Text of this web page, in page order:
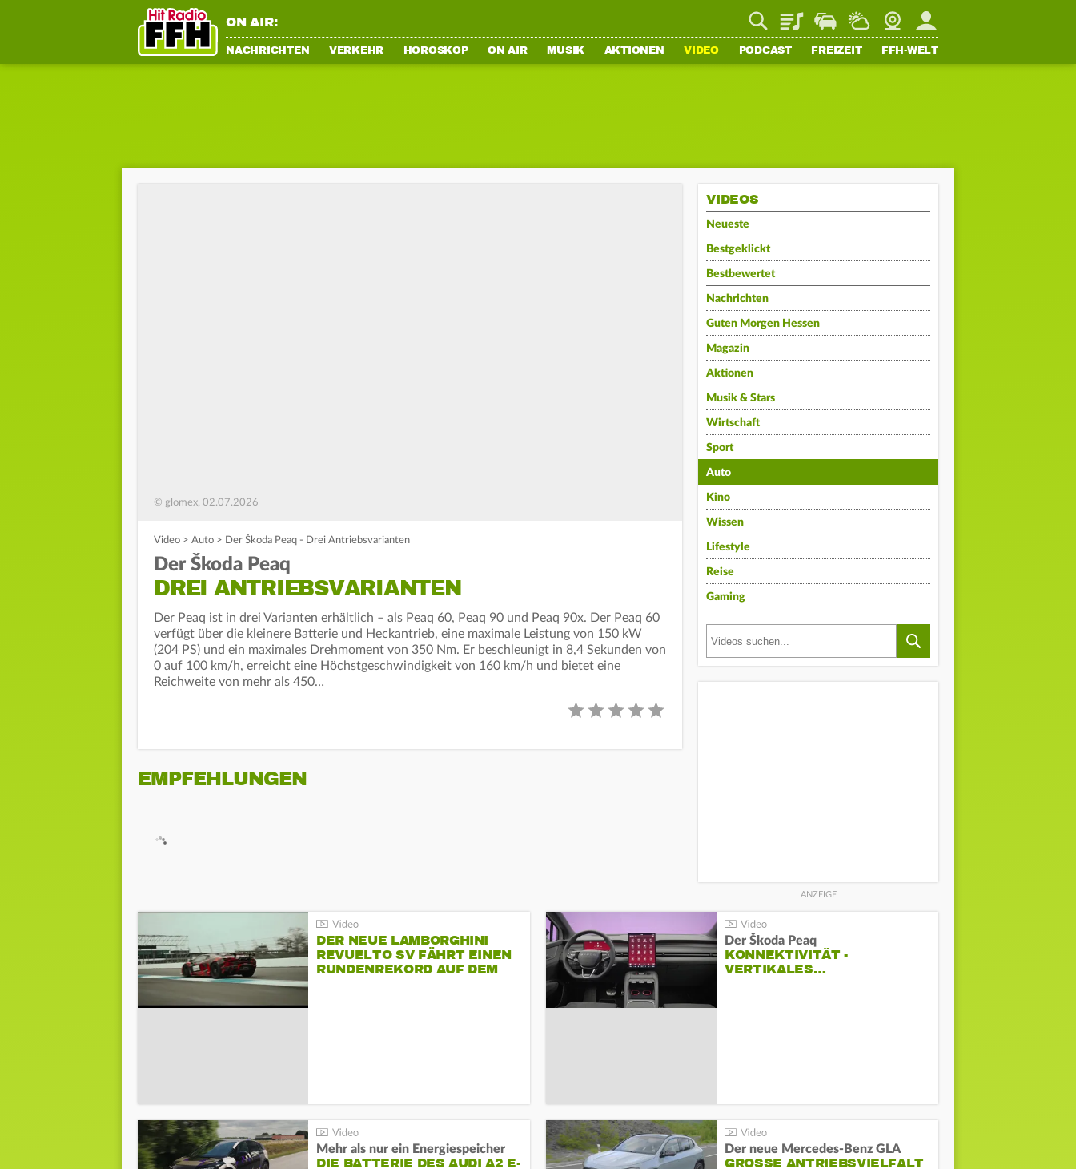
ON AIR: PlaylistStaupilotWetterWebcamMein FFH
NACHRICHTEN VERKEHR HOROSKOP ON AIR MUSIK AKTIONEN VIDEO PODCAST FREIZEIT FFH-WELT
© glomex, 02.07.2026
Video > Auto > Der Škoda Peaq - Drei Antriebsvarianten
Der Škoda Peaq
DREI ANTRIEBSVARIANTEN
Der Peaq ist in drei Varianten erhältlich – als Peaq 60, Peaq 90 und Peaq 90x. Der Peaq 60
verfügt über die kleinere Batterie und Heckantrieb, eine maximale Leistung von 150 kW
(204 PS) und ein maximales Drehmoment von 350 Nm. Er beschleunigt in 8,4 Sekunden von
0 auf 100 km/h, erreicht eine Höchstgeschwindigkeit von 160 km/h und bietet eine
Reichweite von mehr als 450…
EMPFEHLUNGEN
VIDEOS
Neueste
Bestgeklickt
Bestbewertet
Nachrichten
Guten Morgen Hessen
Magazin
Aktionen
Musik & Stars
Wirtschaft
Sport
Auto
Kino
Wissen
Lifestyle
Reise
Gaming
DER NEUE LAMBORGHINI
REVUELTO SV FÄHRT EINEN
RUNDENREKORD AUF DEM
Der Škoda Peaq
KONNEKTIVITÄT -
VERTIKALES…
Mehr als nur ein Energiespeicher
DIE BATTERIE DES AUDI A2 E-
Der neue Mercedes-Benz GLA
GROSSE ANTRIEBSVIELFALT U